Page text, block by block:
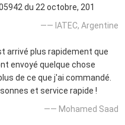
du 22 octobre, 201
—— IATEC, Argentine
arrivé plus rapidement que
envoyé quelque chose
de ce que j'ai commandé.
et service rapide !
—— Mohamed Saad